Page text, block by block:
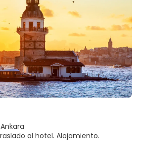
al hotel. Alojamiento.